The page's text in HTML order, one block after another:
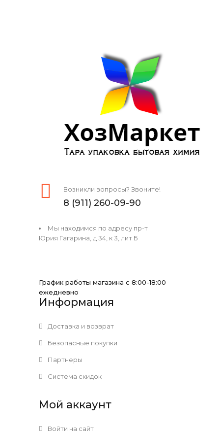
Возникли вопросы? Звоните!
8 (911) 260-09-90
Мы находимся по адресу пр-т
Юрия Гагарина, д 34, к 3, лит Б
График работы магазина с 8:00-18:00
ежедневно
Информация
Доставка и возврат
Безопасные покупки
Партнеры
Система скидок
Мой аккаунт
Войти на сайт